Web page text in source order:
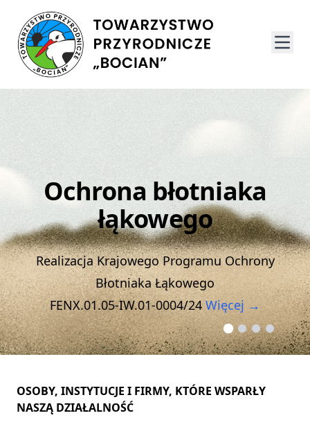
Ochrona błotniaka
łąkowego
Realizacja Krajowego Programu Ochrony
Błotniaka Łąkowego
FENX.01.05-IW.01-0004/24Więcej →
OSOBY, INSTYTUCJE I FIRMY, KTÓRE WSPARŁY
NASZĄ DZIAŁALNOŚĆ